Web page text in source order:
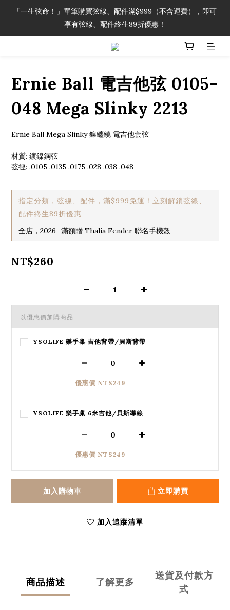
「一生弦命！」單筆購買弦線、配件滿$999（不含運費），即可
享有弦線、配件終生89折優惠！
「一生弦命！」單筆購買弦線、配件滿$999（不含運費），即可
享有弦線、配件終生89折優惠！
加入會員即領2000元購物金。 加入購物車查看更多折扣！
「一生弦命！」單筆購買弦線、配件滿$999（不含運費），即可
Ernie Ball 電吉他弦 0105-
048 Mega Slinky 2213
Ernie Ball Mega Slinky 鎳纏繞 電吉他套弦
材質: 鍍鎳鋼弦
弦徑: .0105 .0135 .0175 .028 .038 .048
指定分類，弦線、配件，滿$999免運！立刻解鎖弦線、
配件終生89折優惠
全店，2026_滿額贈 Thalia Fender 聯名手機殼
NT$260
以優惠價加購商品
YSOLIFE 樂手巢 吉他背帶/貝斯背帶
優惠價 NT$249
YSOLIFE 樂手巢 6米吉他/貝斯導線
優惠價 NT$249
加入購物車 立即購買
加入追蹤清單
商品描述 了解更多
送貨及付款方
式